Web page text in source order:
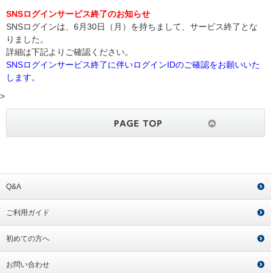
SNSログインサービス終了のお知らせ
SNSログインは、6月30日（月）を持ちまして、サービス終了とな
りました。
詳細は下記よりご確認ください。
SNSログインサービス終了に伴いログインIDのご確認をお願いいた
します。
>
Q&A
ご利用ガイド
初めての方へ
お問い合わせ